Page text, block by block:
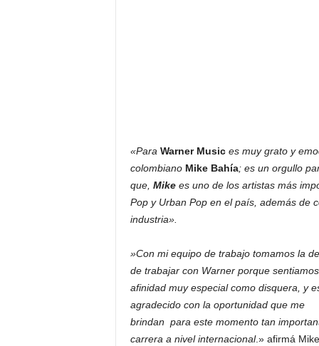
«Para Warner Musices muy grato y
colombiano Mike Bahía; es un orgullo
que, Mikees uno de los artistas más
Pop y Urban Pop en el país, además de
industria».
»Con mi equipo de trabajo tomamos la
de trabajar con Warner porque
afinidad muy especial como disquera, y
agradecido con la oportunidad que me
brindan para este momento tan
carrera a nivel internacional.» afirmá Mike.